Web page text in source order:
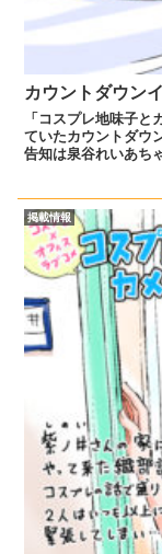
カウントダウン
「コスプレ地味子
ていたカウントダウ
告知は泉谷れいあち
掲載情報